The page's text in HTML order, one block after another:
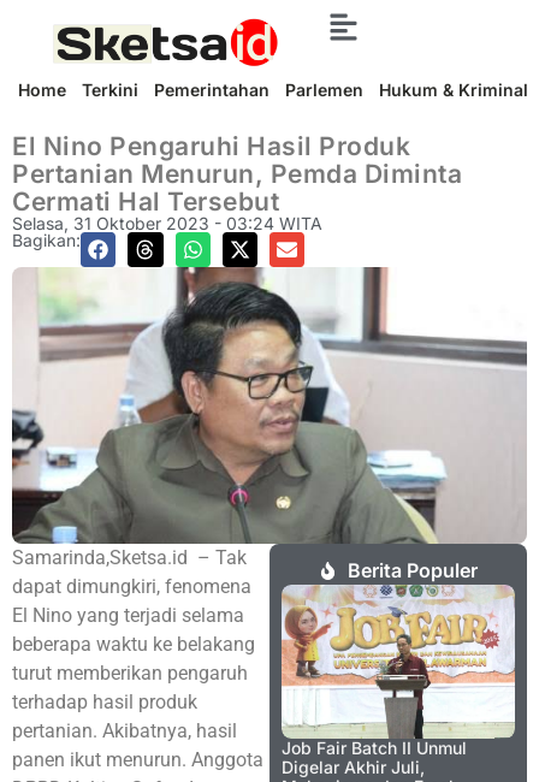
Home Terkini Pemerintahan Parlemen Hukum & Kriminal
El Nino Pengaruhi Hasil Produk
Pertanian Menurun, Pemda Diminta
Cermati Hal Tersebut
Selasa, 31 Oktober 2023 - 03:24 WITA
Bagikan:
Samarinda,Sketsa.id – Tak
dapat dimungkiri, fenomena
El Nino yang terjadi selama
beberapa waktu ke belakang
turut memberikan pengaruh
terhadap hasil produk
pertanian. Akibatnya, hasil
panen ikut menurun. Anggota
Berita Populer
Job Fair Batch II Unmul
Digelar Akhir Juli,